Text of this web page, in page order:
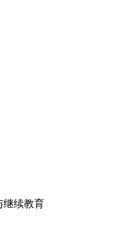
继续教育